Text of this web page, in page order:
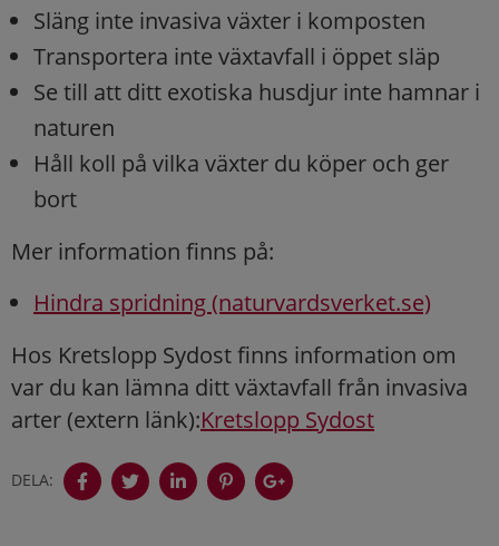
Släng inte invasiva växter i komposten
Transportera inte växtavfall i öppet släp
Se till att ditt exotiska husdjur inte hamnar i
naturen
Håll koll på vilka växter du köper och ger
bort
Mer information finns på:
Hindra spridning (naturvardsverket.se)
Hos Kretslopp Sydost finns information om
var du kan lämna ditt växtavfall från invasiva
arter (extern länk):Kretslopp Sydost
DELA: